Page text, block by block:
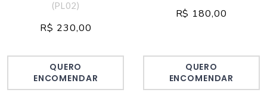
(PL02)
R$ 230,00
QUERO
ENCOMENDAR
R$ 180,00
QUERO
ENCOMENDAR